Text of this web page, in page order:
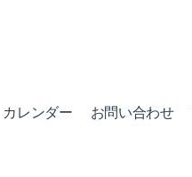
カレンダー お問い合わせ